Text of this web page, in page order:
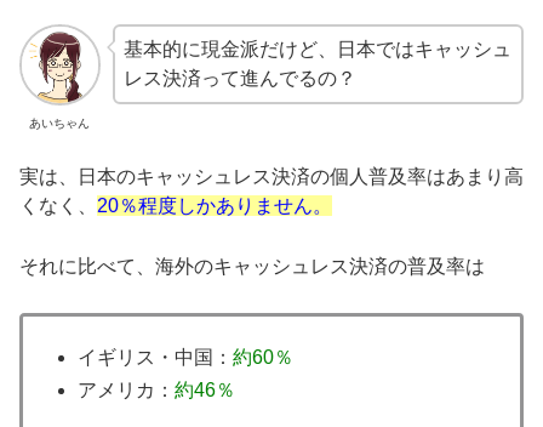
あいちゃん
基本的に現金派だけど、日本ではキャッシュ
レス決済って進んでるの？
実は、日本のキャッシュレス決済の個人普及率はあまり高
くなく、 20％程度しかありません。
それに比べて、海外のキャッシュレス決済の普及率は
イギリス・中国：約60％
アメリカ：約46％